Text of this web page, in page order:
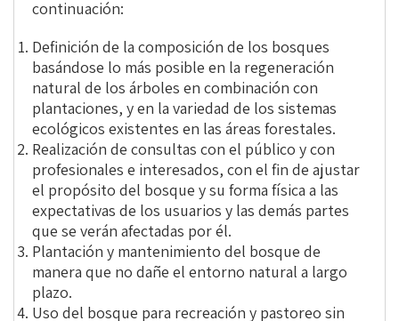
continuación:
Definición de la composición de los bosques
basándose lo más posible en la regeneración
natural de los árboles en combinación con
plantaciones, y en la variedad de los sistemas
ecológicos existentes en las áreas forestales.
Realización de consultas con el público y con
profesionales e interesados, con el fin de ajustar
el propósito del bosque y su forma física a las
expectativas de los usuarios y las demás partes
que se verán afectadas por él.
Plantación y mantenimiento del bosque de
manera que no dañe el entorno natural a largo
plazo.
Uso del bosque para recreación y pastoreo sin